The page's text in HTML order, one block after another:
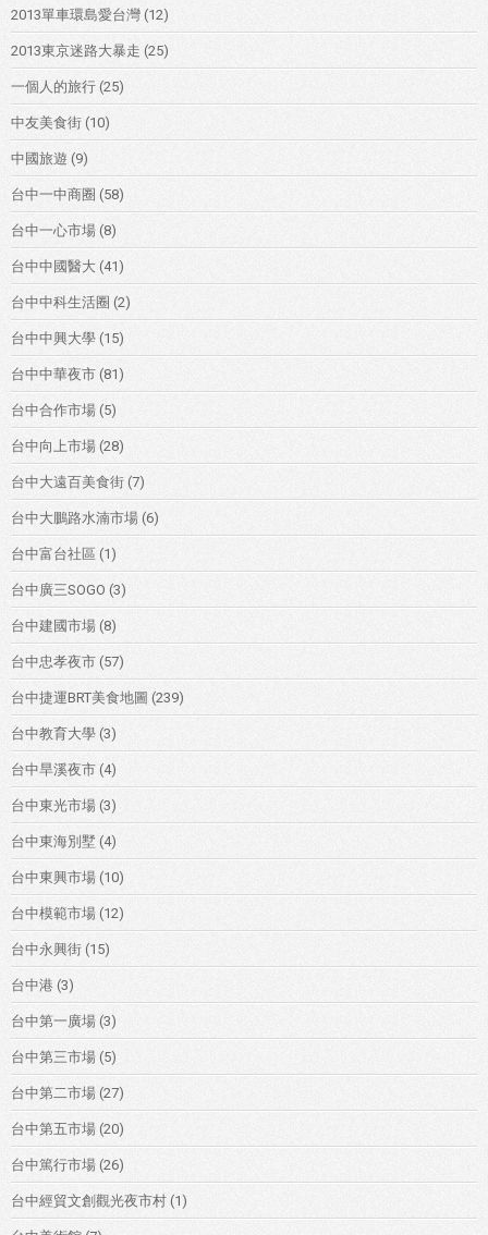
2013單車環島愛台灣 (12)
2013東京迷路大暴走 (25)
一個人的旅行 (25)
中友美食街 (10)
中國旅遊 (9)
台中一中商圈 (58)
台中一心市場 (8)
台中中國醫大 (41)
台中中科生活圈 (2)
台中中興大學 (15)
台中中華夜市 (81)
台中合作市場 (5)
台中向上市場 (28)
台中大遠百美食街 (7)
台中大鵬路水湳市場 (6)
台中富台社區 (1)
台中廣三SOGO (3)
台中建國市場 (8)
台中忠孝夜市 (57)
台中捷運BRT美食地圖 (239)
台中教育大學 (3)
台中旱溪夜市 (4)
台中東光市場 (3)
台中東海別墅 (4)
台中東興市場 (10)
台中模範市場 (12)
台中永興街 (15)
台中港 (3)
台中第一廣場 (3)
台中第三市場 (5)
台中第二市場 (27)
台中第五市場 (20)
台中篤行市場 (26)
台中經貿文創觀光夜市村 (1)